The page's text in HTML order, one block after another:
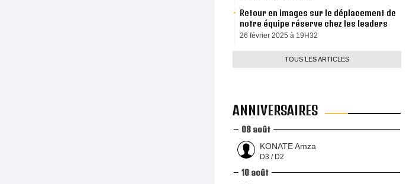
Retour en images sur le déplacement de
notre équipe réserve chez les leaders
26 février 2025 à 19H32
TOUS LES ARTICLES
ANNIVERSAIRES
08 août
KONATE Amza
D3 / D2
10 août